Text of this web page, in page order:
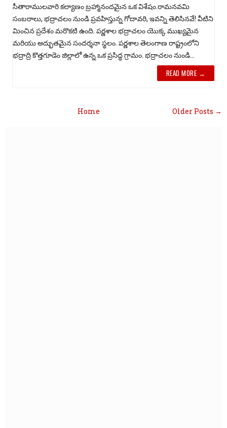
సీతారాములవారి కల్యాణం బ్రహ్మానందమైన ఒక విశేషం.రామనవమి
సంబరాలు, భద్రాచలం నుండి ప్రవహిస్తున్న గోదావరి, ఇవన్ని తెలిసినవే! వీటిని
మించిన ప్రదేశం మరొకటి ఉంది. పర్ణశాల భద్రాచలం యొక్క ముఖ్యమైన
మరియు అద్భుతమైన సందర్శనా స్థలం. పర్ణశాల తెలంగాణ రాష్ట్రంలోని
భద్రాద్రి కొత్తగూడెం జిల్లాలో ఉన్న ఒక ప్రసిద్ధ గ్రామం. భద్రాచలం నుండి...
READ MORE →
Older Posts →
Home